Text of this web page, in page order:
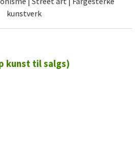
kunstverk
kunst til salgs)